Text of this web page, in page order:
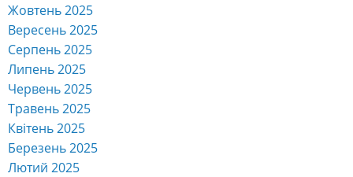
Жовтень 2025
Вересень 2025
Серпень 2025
Липень 2025
Червень 2025
Травень 2025
Квітень 2025
Березень 2025
Лютий 2025